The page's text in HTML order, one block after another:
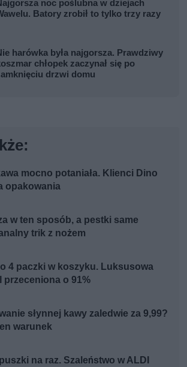
noc poślubna w dziejach
Batory zrobił to tylko trzy razy
harówka była najgorsza. Prawdziwy
chłopek zaczynał się po
drzwi domu
mocno potaniała. Klienci Dino
opakowania
w ten sposób, a pestki same
trik z nożem
4 paczki w koszyku. Luksusowa
przeceniona o 91%
słynnej kawy zaledwie za 9,99?
warunek
na raz. Szaleństwo w ALDI